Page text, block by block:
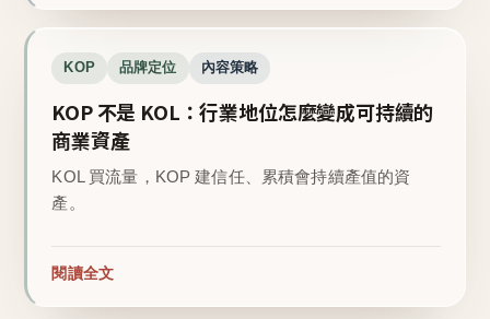
KOP 品牌定位 內容策略
KOP 不是 KOL：行業地位怎麼變成可持續的
商業資產
KOL 買流量，KOP 建信任、累積會持續產值的資
產。
閱讀全文